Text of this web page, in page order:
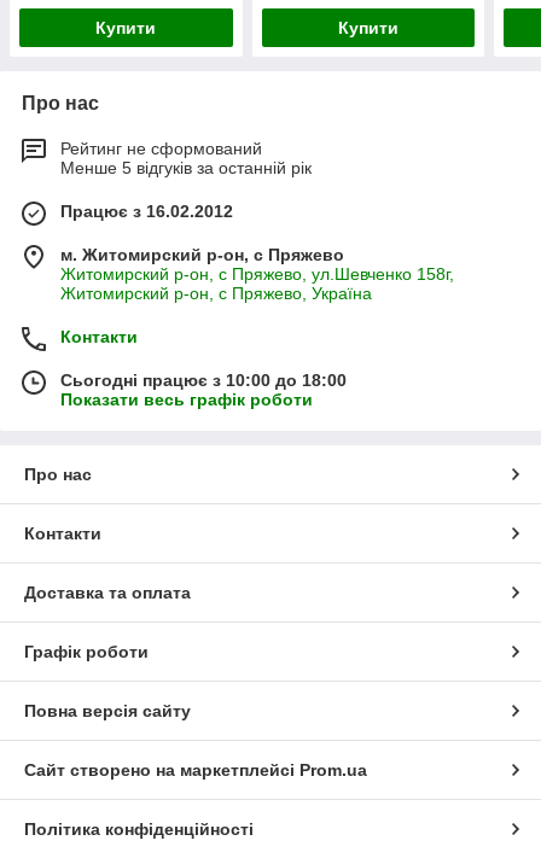
Купити Купити
Про нас
Рейтинг не сформований
Менше 5 відгуків за останній рік
Працює з 16.02.2012
м. Житомирский р-он, с Пряжево
Житомирский р-он, с Пряжево, ул.Шевченко 158г,
Житомирский р-он, с Пряжево, Україна
Контакти
Сьогодні працює з 10:00 до 18:00
Показати весь графік роботи
Про нас
Контакти
Доставка та оплата
Графік роботи
Повна версія сайту
Сайт створено на маркетплейсі Prom.ua
Політика конфіденційності